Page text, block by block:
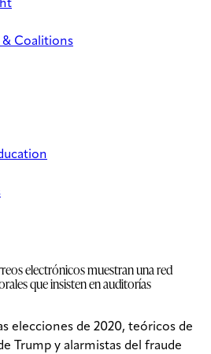
& Coalitions
electrónicos muestran una red
que insisten en auditorías
elecciones de 2020, teóricos de
Trump y alarmistas del fraude